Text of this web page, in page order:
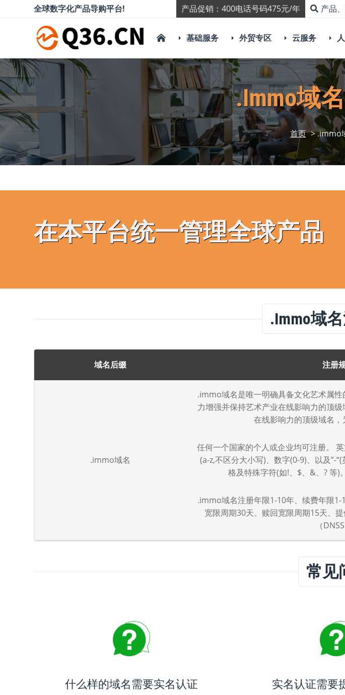
全球数字化产品导购平台! 产品促销：400电话号码475元/年 产品
基础服务 外贸专区 云服务
.immo域
首页 > .immo
在本平台统一管理全球产品
.immo域
域名后缀 注册
.immo域名
.immo域名是唯一明确具备文化艺术属
力增强并保持艺术产业在线影响力的顶
在线影响力的顶级域名，
任何一个国家的个人或企业均可注册。
(a-z,不区分大小写)、数字(0-9)、以及”-
格及特殊字符(如!、$、&、? 等)
.immo域名注册年限1-10年、续费年限
宽限周期30天、赎回宽限周期15天、
（
常见
什么样的域名需要实名认证 实名认证需要